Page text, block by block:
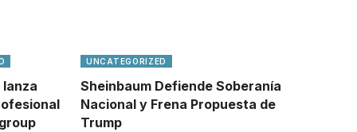
UNCATEGORIZED
Sheinbaum Defiende Soberanía
Nacional y Frena Propuesta de
Trump